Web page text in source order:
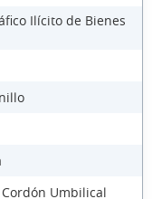
Ilícito de Bienes
Umbilical